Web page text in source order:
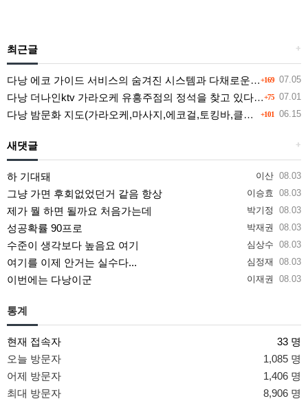
+
최근글
+169 07.05
다낭 에코 가이드 서비스의 숨겨진 시스템과 다채로운 인력 풀의 진실
+75 07.01
다낭 더나인ktv 가라오케 유흥주점의 정석을 찾고 있다면 여기
+101 06.15
다낭 밤문화 지도(가라오케,마사지,에코걸,토킹바,클럽) 유흥별 가격 및 후기공유
+
새댓글
이산 08.03
하 기대돼
이승효 08.03
그냥 가면 후회없었던거 같음 항상
박기정 08.03
제가 뭘 하면 될까요 처음가는데
박재권 08.03
성공확률 90프로
심상수 08.03
수준이 생각보다 높음요 여기
심정재 08.03
여기를 이제 안거는 실수다...
이재권 08.03
이번에는 다낭이군
통계
현재 접속자
33 명
오늘 방문자
1,085 명
어제 방문자
1,406 명
최대 방문자
8,906 명